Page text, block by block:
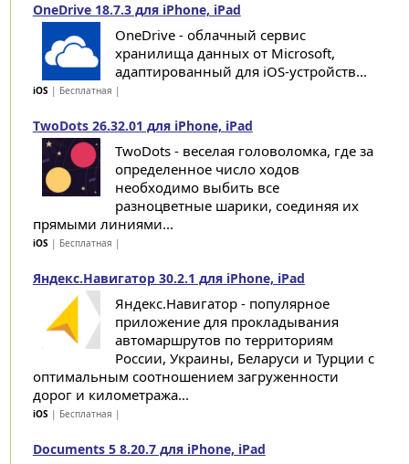
OneDrive 18.7.3 для iPhone, iPad
OneDrive - облачный сервис
хранилища данных от Microsoft,
адаптированный для iOS-устройств...
iOS | Бесплатная |
TwoDots 26.32.01 для iPhone, iPad
TwoDots - веселая головоломка, где за
определенное число ходов
необходимо выбить все
разноцветные шарики, соединяя их
прямыми линиями...
iOS | Бесплатная |
Яндекс.Навигатор 30.2.1 для iPhone, iPad
Яндекс.Навигатор - популярное
приложение для прокладывания
автомаршрутов по территориям
России, Украины, Беларуси и Турции с
оптимальным соотношением загруженности
дорог и километража...
iOS | Бесплатная |
Documents 5 8.20.7 для iPhone, iPad